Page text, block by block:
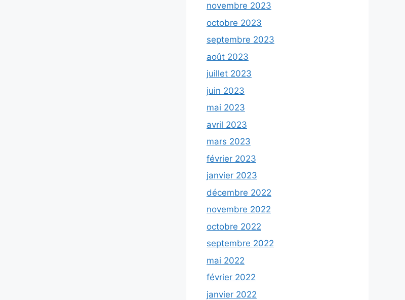
novembre 2023
octobre 2023
septembre 2023
août 2023
juillet 2023
juin 2023
mai 2023
avril 2023
mars 2023
février 2023
janvier 2023
décembre 2022
novembre 2022
octobre 2022
septembre 2022
mai 2022
février 2022
janvier 2022